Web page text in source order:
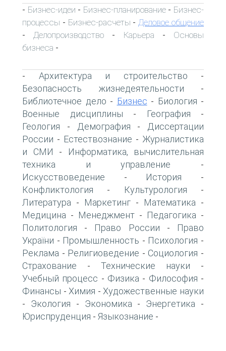
- Бизнес-идеи - Бизнес-планирование- Бизнес-
процессы - Бизнес-расчеты - Деловое общение
- Делопроизводство - Карьера - Основы
бизнеса -
- Архитектура и строительство -
Безопасность жизнедеятельности -
Библиотечное дело - Бизнес - Биология -
Военные дисциплины - География -
Геология - Демография -
Диссертации
России - Естествознание - Журналистика
и СМИ -
Информатика, вычислительная
техника и управление -
Искусствоведение - История -
Конфликтология - Культурология -
Литература - Маркетинг - Математика -
Медицина - Менеджмент - Педагогика -
Политология - Право России -
Право
України - Промышленность - Психология -
Реклама - Религиоведение - Социология -
Страхование - Технические науки -
Учебный процесс - Физика - Философия -
Финансы - Химия - Художественные науки
- Экология - Экономика - Энергетика -
Юриспруденция - Языкознание -